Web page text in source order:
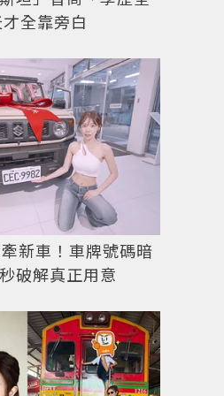
微博
全靠旁白
新車！車牌號碼暗
破解真正用意